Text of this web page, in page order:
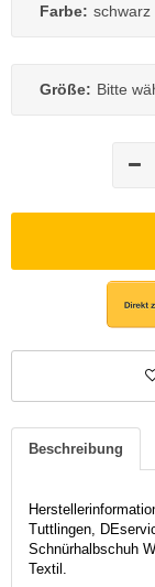
Farbe: schwarz
Größe: Bitte
Beschreibung
Tuttlingen,
Schnürhalbschuh
Textil.